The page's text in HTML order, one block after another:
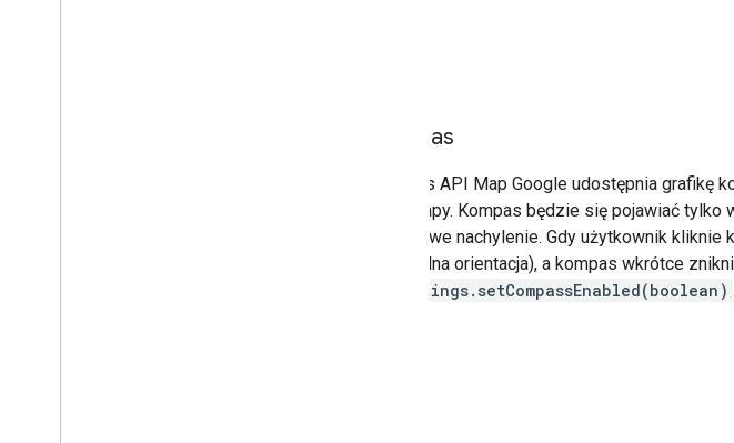
Kompas
Interfejs API Map Google udostępnia grafikę
rogu mapy. Kompas będzie się pojawiać
niezerowe nachylenie. Gdy użytkownik
(domyślna orientacja), a kompas wkrótce
UiSettings.setCompassEnabled(boolean)